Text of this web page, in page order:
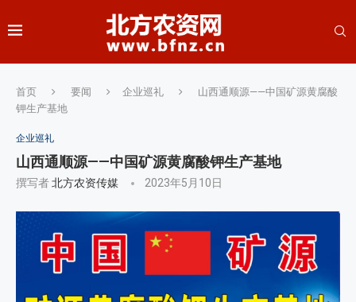
首页 要闻 企业巡礼
山西通顺源——中国矿源黄腐酸
钾生产基地
企业巡礼
山西通顺源——中国矿源黄腐酸钾生产基地
撰写者北方农资传媒 2023年5月10日